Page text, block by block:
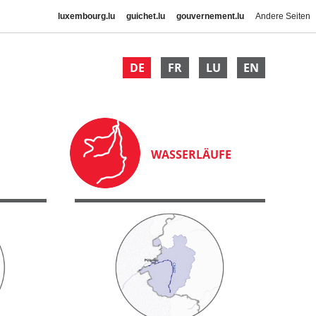
luxembourg.lu guichet.lu gouvernement.lu Andere Seiten
DE FR LU EN
WASSERLÄUFE